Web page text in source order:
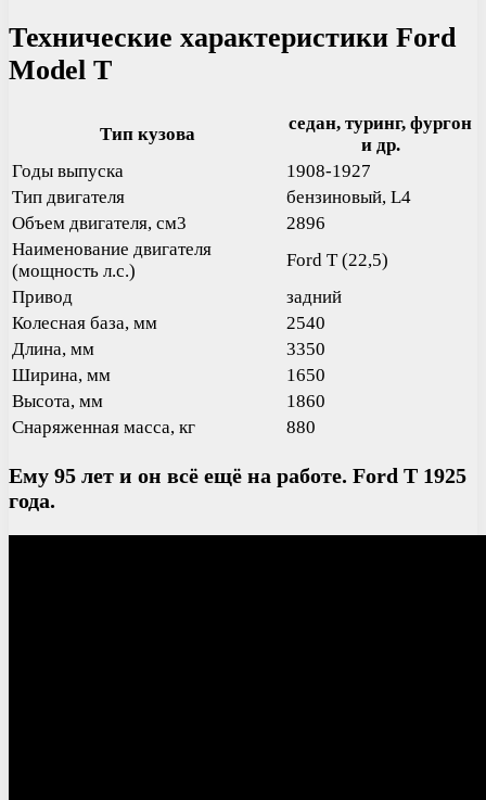
Технические характеристики Ford
Model T
Тип кузова
седан, туринг, фургон
и др.
Годы выпуска
1908-1927
Тип двигателя
бензиновый, L4
Объем двигателя, см3
2896
Наименование двигателя
(мощность л.с.)
Ford T (22,5)
Привод
задний
Колесная база, мм
2540
Длина, мм
3350
Ширина, мм
1650
Высота, мм
1860
Снаряженная масса, кг
880
Ему 95 лет и он всё ещё на работе. Ford T 1925
года.